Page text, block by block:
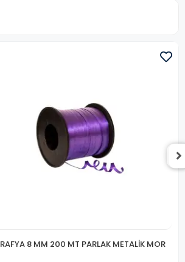
RAFYA 8 MM 200 MT PARLAK METALİK MOR